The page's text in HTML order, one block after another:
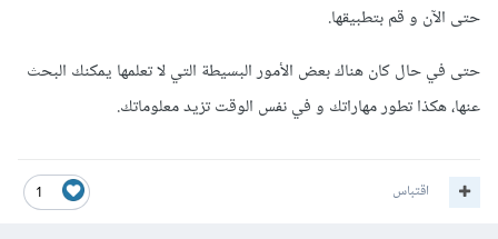
حتى الآن و قم بتطبيقها.
حتى في حال كان هناك بعض الأمور البسيطة التي لا تعلمها يمكنك البحث
عنها، هكذا تطور مهاراتك و في نفس الوقت تزيد معلوماتك.
1 اقتباس